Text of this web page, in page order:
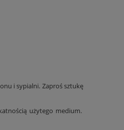
i sypialni. Zaproś sztukę
użytego medium.